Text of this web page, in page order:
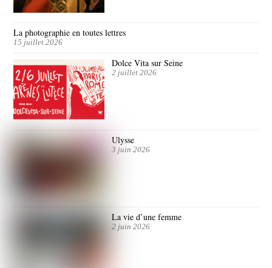
La photographie en toutes lettres
15 juillet 2026
Dolce Vita sur Seine
2 juillet 2026
Ulysse
3 juin 2026
La vie d’une femme
2 juin 2026